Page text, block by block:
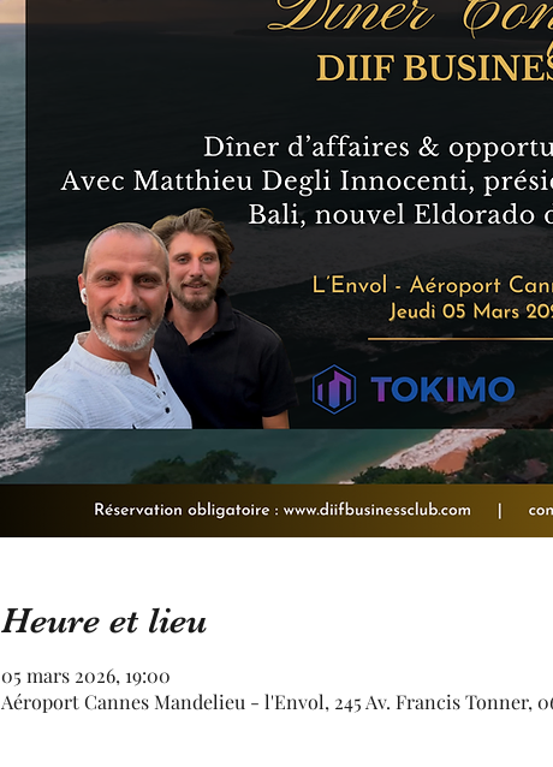
Heure et lieu
05 mars 2026, 19:00
Aéroport Cannes Mandelieu - l'Envol, 245 Av. Francis Tonner,